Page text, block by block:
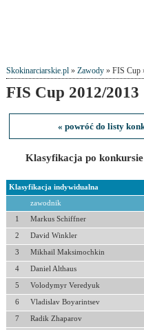
Skokinarciarskie.pl» Zawody» FIS Cup
FIS Cup 2012/2013
« powróć do listy
Klasyfikacja po
Klasyfikacja indywidualna
zawodnik
1 Markus Schiffner
2 David Winkler
3 Mikhail Maksimochkin
4 Daniel Althaus
5 Volodymyr Veredyuk
6 Vladislav Boyarintsev
7 Radik Zhaparov